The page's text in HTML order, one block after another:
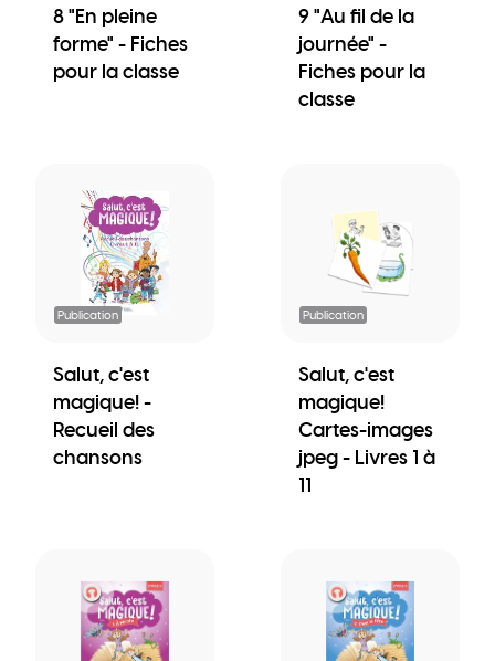
8 "En pleine
forme" - Fiches
pour la classe
9 "Au fil de la
journée" -
Fiches pour la
classe
Publication
Salut, c'est
magique! -
Recueil des
chansons
Publication
Salut, c'est
magique!
Cartes-images
jpeg - Livres 1 à
11